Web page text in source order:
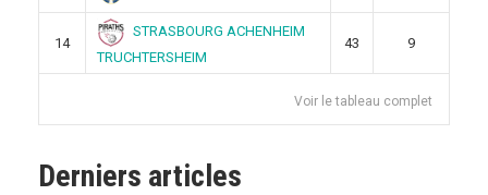
14
STRASBOURG ACHENHEIM
TRUCHTERSHEIM
43 9
Voir le tableau complet
Derniers articles